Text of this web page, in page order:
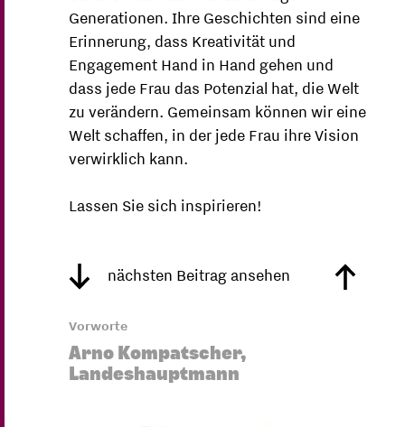
Generationen. Ihre Geschichten sind eine
Erinnerung, dass Kreativität und
Engagement Hand in Hand gehen und
dass jede Frau das Potenzial hat, die Welt
zu verändern. Gemeinsam können wir eine
Welt schaffen, in der jede Frau ihre Vision
verwirklich kann.
Lassen Sie sich inspirieren!
nächsten Beitrag ansehen
Vorworte
Arno Kompatscher,
Landeshauptmann